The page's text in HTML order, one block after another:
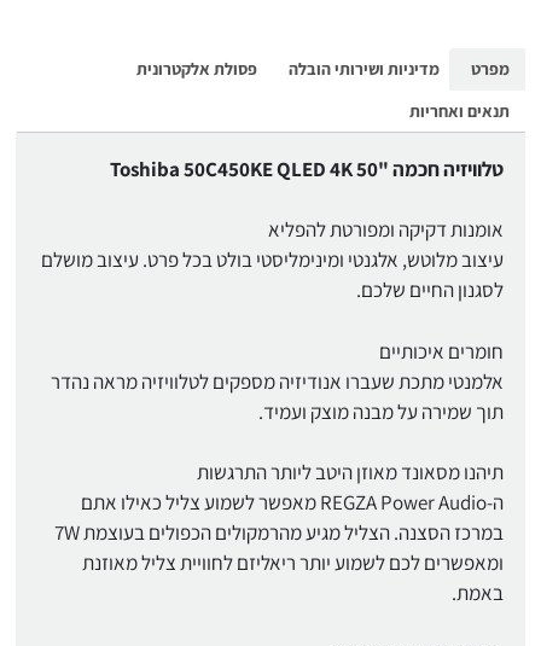
מפרט מדיניות ושירותי הובלה
פסולת אלקטרונית
תנאים ואחריות
טלוויזיה חכמה "50 Toshiba 50C450KE QLED 4K
אומנות דקיקה ומפורטת להפליא
עיצוב מלוטש, אלגנטי ומינימליסטי בולט בכל פרט. עיצוב מושלם
לסגנון החיים שלכם.
חומרים איכותיים
אלמנטי מתכת שעברו אנודיזיה מספקים לטלוויזיה מראה נהדר
תוך שמירה על מבנה מוצק ועמיד.
תיהנו מסאונד מאוזן היטב ליותר התרגשות
ה-REGZA Power Audio מאפשר לשמוע צליל כאילו אתם
במרכז הסצנה. הצליל מגיע מהרמקולים הכפולים בעוצמת 7W
ומאפשרים לכם לשמוע יותר ריאליזם לחוויית צליל מאוזנת
באמת.